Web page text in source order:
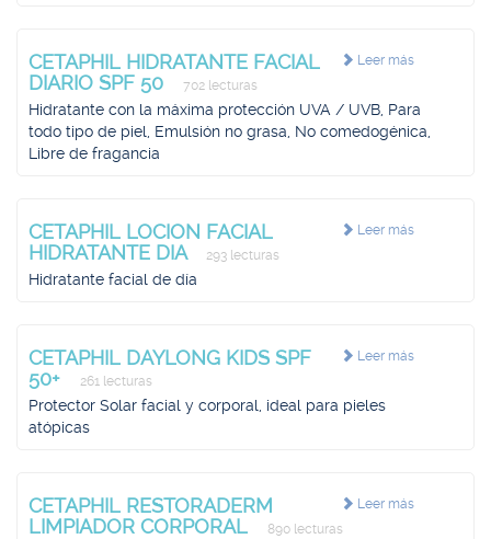
Leer más
CETAPHIL HIDRATANTE FACIAL
DIARIO SPF 50
702 lecturas
Hidratante con la máxima protección UVA / UVB, Para
todo tipo de piel, Emulsión no grasa, No comedogénica,
Libre de fragancia
Leer más
CETAPHIL LOCION FACIAL
HIDRATANTE DIA
293 lecturas
Hidratante facial de día
Leer más
CETAPHIL DAYLONG KIDS SPF
50+
261 lecturas
Protector Solar facial y corporal, ideal para pieles
atópicas
Leer más
CETAPHIL RESTORADERM
LIMPIADOR CORPORAL
890 lecturas